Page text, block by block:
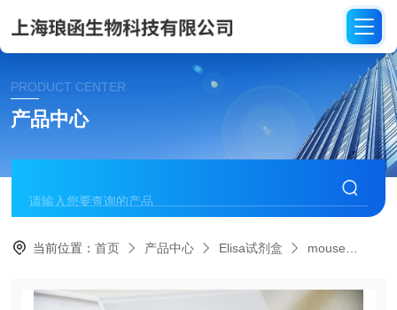
PRODUCT CENTER
产品中心
当前位置：首页 产品中心 Elisa试剂盒 mouse